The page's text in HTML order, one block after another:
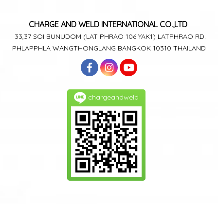
CHARGE AND WELD INTERNATIONAL CO.,LTD
33,37 SOI BUNUDOM (LAT PHRAO 106 YAK1) LATPHRAO RD.
PHLAPPHLA WANGTHONGLANG BANGKOK 10310 THAILAND
chargeandweld